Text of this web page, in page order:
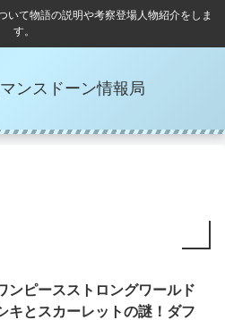
いて物語の説明や考察登場人物紹介をしま
す。
ンスドーン情報局
ンピースストロングワールド
キとスカーレットの謎！ダフ